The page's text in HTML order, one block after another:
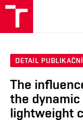
DETAIL
The
the
lightweight